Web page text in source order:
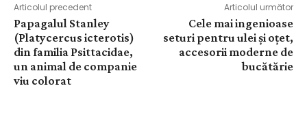
Articolul precedent
Papagalul Stanley
(Platycercus icterotis)
din familia Psittacidae,
un animal de companie
viu colorat
Articolul următor
Cele mai ingenioase
seturi pentru ulei și oțet,
accesorii moderne de
bucătărie